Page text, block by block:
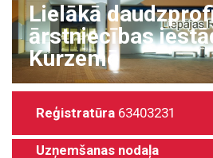
Plašākais
pakalpojumu
Rīgas
Reģistratūra 63403231
Uzņemšanas nodaļa